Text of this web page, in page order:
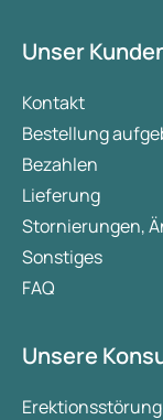
Unser
Kontakt
Bestellung
Bezahlen
Lieferung
Stornierungen,
Sonstiges
FAQ
Unsere
Erektionsstörung